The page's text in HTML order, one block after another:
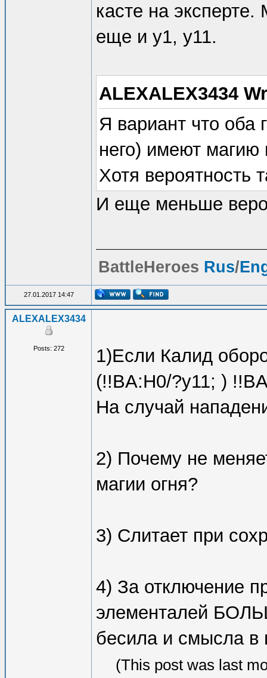
касте на
еще и y1, y11.
ALEXALEX3434
Я вариант что оба
него) имеют магию
Хотя вероятность
И еще меньше
BattleHeroes Rus/
27.01.2017 14:47
ALEXALEX3434
Posts: 272
1)Если Калид
(!!BA:H0/?y11; )
На случай
2) Почему не
магии огня?
3) Слитает при
4) За отключение
элементалей
бесила и смысла в
(This post was last